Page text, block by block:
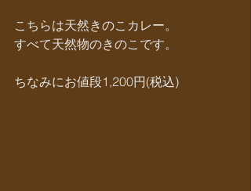
こちらは天然きのこカレー。
すべて天然物のきのこです。
ちなみにお値段1,200円(税込)